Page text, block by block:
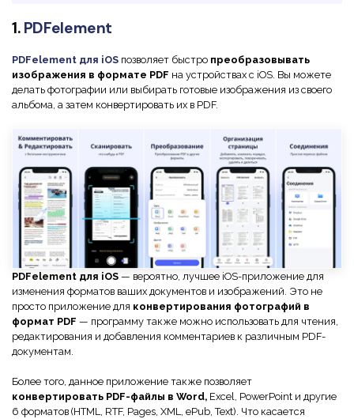
Издательство
Фрилансер
1. PDFelement
PDFelement для iOS позволяет быстро преобразовывать
изображения в формате PDF на устройствах с iOS. Вы можете
делать фотографии или выбирать готовые изображения из своего
альбома, а затем конвертировать их в PDF.
PDFelement для iOS — вероятно, лучшее iOS-приложение для
изменения форматов ваших документов и изображений. Это не
просто приложение для конвертирования фотографий в
формат PDF — программу также можно использовать для чтения,
редактирования и добавления комментариев к различным PDF-
документам.
Более того, данное приложение также позволяет
конвертировать PDF-файлы в Word, Excel, PowerPoint и другие
6 форматов (HTML, RTF, Pages, XML, ePub, Text). Что касается